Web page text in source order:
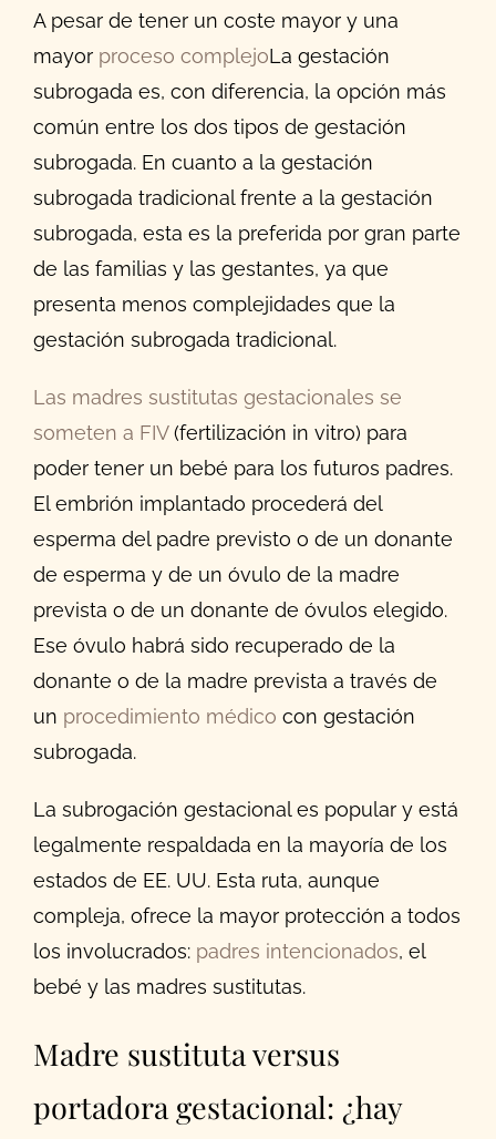
A pesar de tener un coste mayor y una
mayor proceso complejoLa gestación
subrogada es, con diferencia, la opción más
común entre los dos tipos de gestación
subrogada. En cuanto a la gestación
subrogada tradicional frente a la gestación
subrogada, esta es la preferida por gran parte
de las familias y las gestantes, ya que
presenta menos complejidades que la
gestación subrogada tradicional.
Las madres sustitutas gestacionales se
someten a FIV(fertilización in vitro) para
poder tener un bebé para los futuros padres.
El embrión implantado procederá del
esperma del padre previsto o de un donante
de esperma y de un óvulo de la madre
prevista o de un donante de óvulos elegido.
Ese óvulo habrá sido recuperado de la
donante o de la madre prevista a través de
un procedimiento médico con gestación
subrogada.
La subrogación gestacional es popular y está
legalmente respaldada en la mayoría de los
estados de EE. UU. Esta ruta, aunque
compleja, ofrece la mayor protección a todos
los involucrados: padres intencionados, el
bebé y las madres sustitutas.
Madre sustituta versus
portadora gestacional: ¿hay